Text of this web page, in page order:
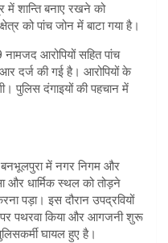
में शान्ति बनाए रखने को
को पांच जोन में बाटा गया है।
आरोपियों सहित पांच
दर्ज की गई है। आरोपियों के
पुलिस दंगाइयों की पहचान में
बनभूलपुरा में नगर निगम और
और धार्मिक स्थल को तोड़ने
पड़ा। इस दौरान उपद्रवियों
पर पथरवा किया और आगजनी शुरू
घायल हुए है।